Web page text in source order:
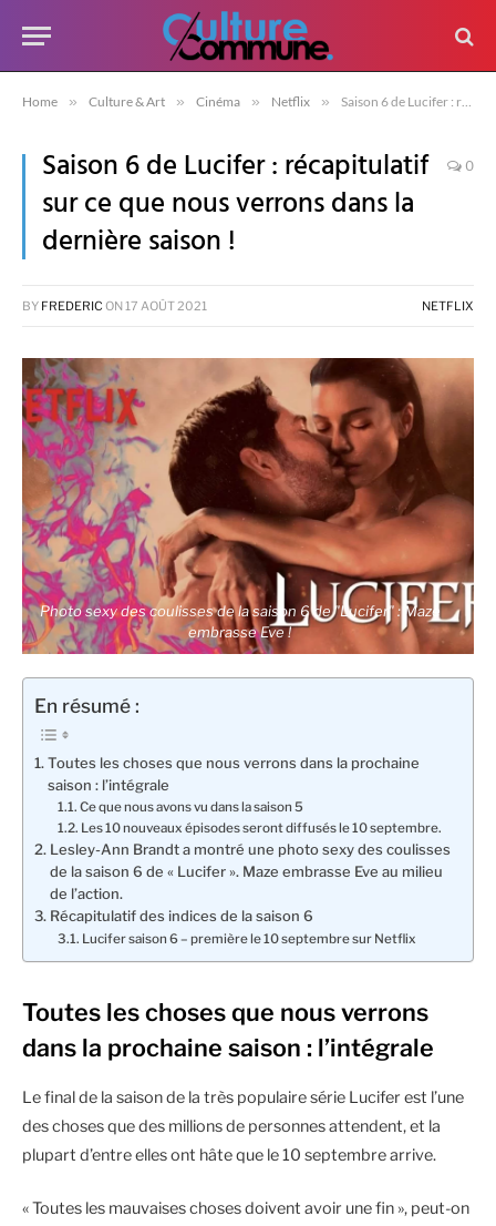
Home » Culture & Art » Cinéma » Netflix » Saison 6 de Lucifer : récapitulatif sur ce que nous verrons dans la dernière saison !
Saison 6 de Lucifer : récapitulatif
sur ce que nous verrons dans la
dernière saison !
0
BY FREDERIC ON 17 AOÛT 2021 NETFLIX
Photo sexy des coulisses de la saison 6 de "Lucifer" : Maze
embrasse Eve !
En résumé :
Toutes les choses que nous verrons dans la prochaine
saison : l’intégrale
Ce que nous avons vu dans la saison 5
Les 10 nouveaux épisodes seront diffusés le 10 septembre.
Lesley-Ann Brandt a montré une photo sexy des coulisses
de la saison 6 de « Lucifer ». Maze embrasse Eve au milieu
de l’action.
Récapitulatif des indices de la saison 6
Lucifer saison 6 – première le 10 septembre sur Netflix
Toutes les choses que nous verrons
dans la prochaine saison : l’intégrale
Le final de la saison de la très populaire série Lucifer est l’une
des choses que des millions de personnes attendent, et la
plupart d’entre elles ont hâte que le 10 septembre arrive.
« Toutes les mauvaises choses doivent avoir une fin », peut-on